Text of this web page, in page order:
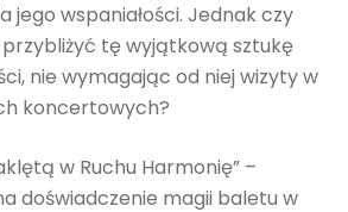
jego wspaniałości. Jednak czy
tę wyjątkową sztukę
nie wymagając od niej wizyty w
koncertowych?
w Ruchu Harmonię” –
doświadczenie magii baletu w